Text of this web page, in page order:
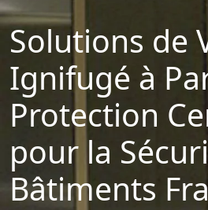
Solutions de
Ignifugé à
Protection
pour la
Bâtiments